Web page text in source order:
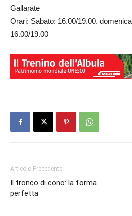
Gallarate
Orari: Sabato: 16.00/19.00.
16.00/19.00
Articolo Precedente
Il tronco di cono: la forma
perfetta